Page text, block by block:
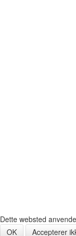
Dette websted
OK
Accepterer